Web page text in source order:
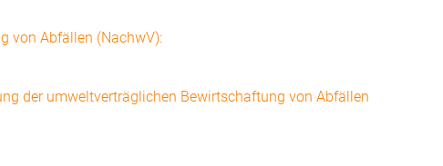
von Abfällen (NachwV):
der umweltverträglichen Bewirtschaftung von Abfällen